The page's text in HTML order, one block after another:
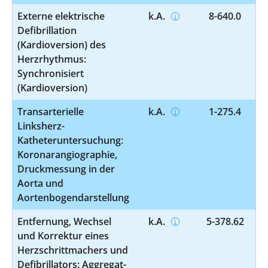
Externe elektrische
Defibrillation
(Kardioversion) des
Herzrhythmus:
Synchronisiert
(Kardioversion)
k.A. 8-640.0
Transarterielle
Linksherz-
Katheteruntersuchung:
Koronarangiographie,
Druckmessung in der
Aorta und
Aortenbogendarstellung
k.A. 1-275.4
Entfernung, Wechsel
und Korrektur eines
Herzschrittmachers und
Defibrillators: Aggregat-
k.A. 5-378.62